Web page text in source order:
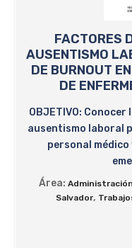
FACTORES
AUSENTISMO
DE BURNOUT
DE
OBJETIVO:
ausentismo laboral
personal
Área:
Salvador,